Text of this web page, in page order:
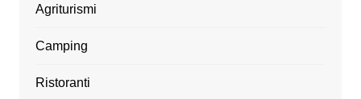
Agriturismi
Camping
Ristoranti